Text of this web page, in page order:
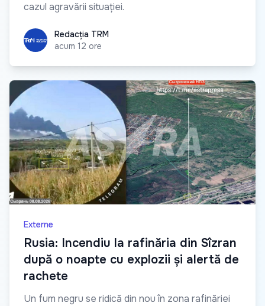
cazul agravării situației.
Redacția TRM
Redacția TRM
acum 12 ore
Externe
Rusia: Incendiu la rafinăria din Sîzran
după o noapte cu explozii și alertă de
rachete
Un fum negru se ridică din nou în zona rafinăriei